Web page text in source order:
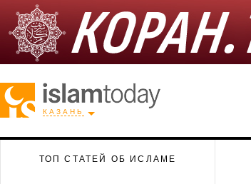
КАЗАНЬ
ТОП СТАТЕЙ ОБ ИСЛАМЕ